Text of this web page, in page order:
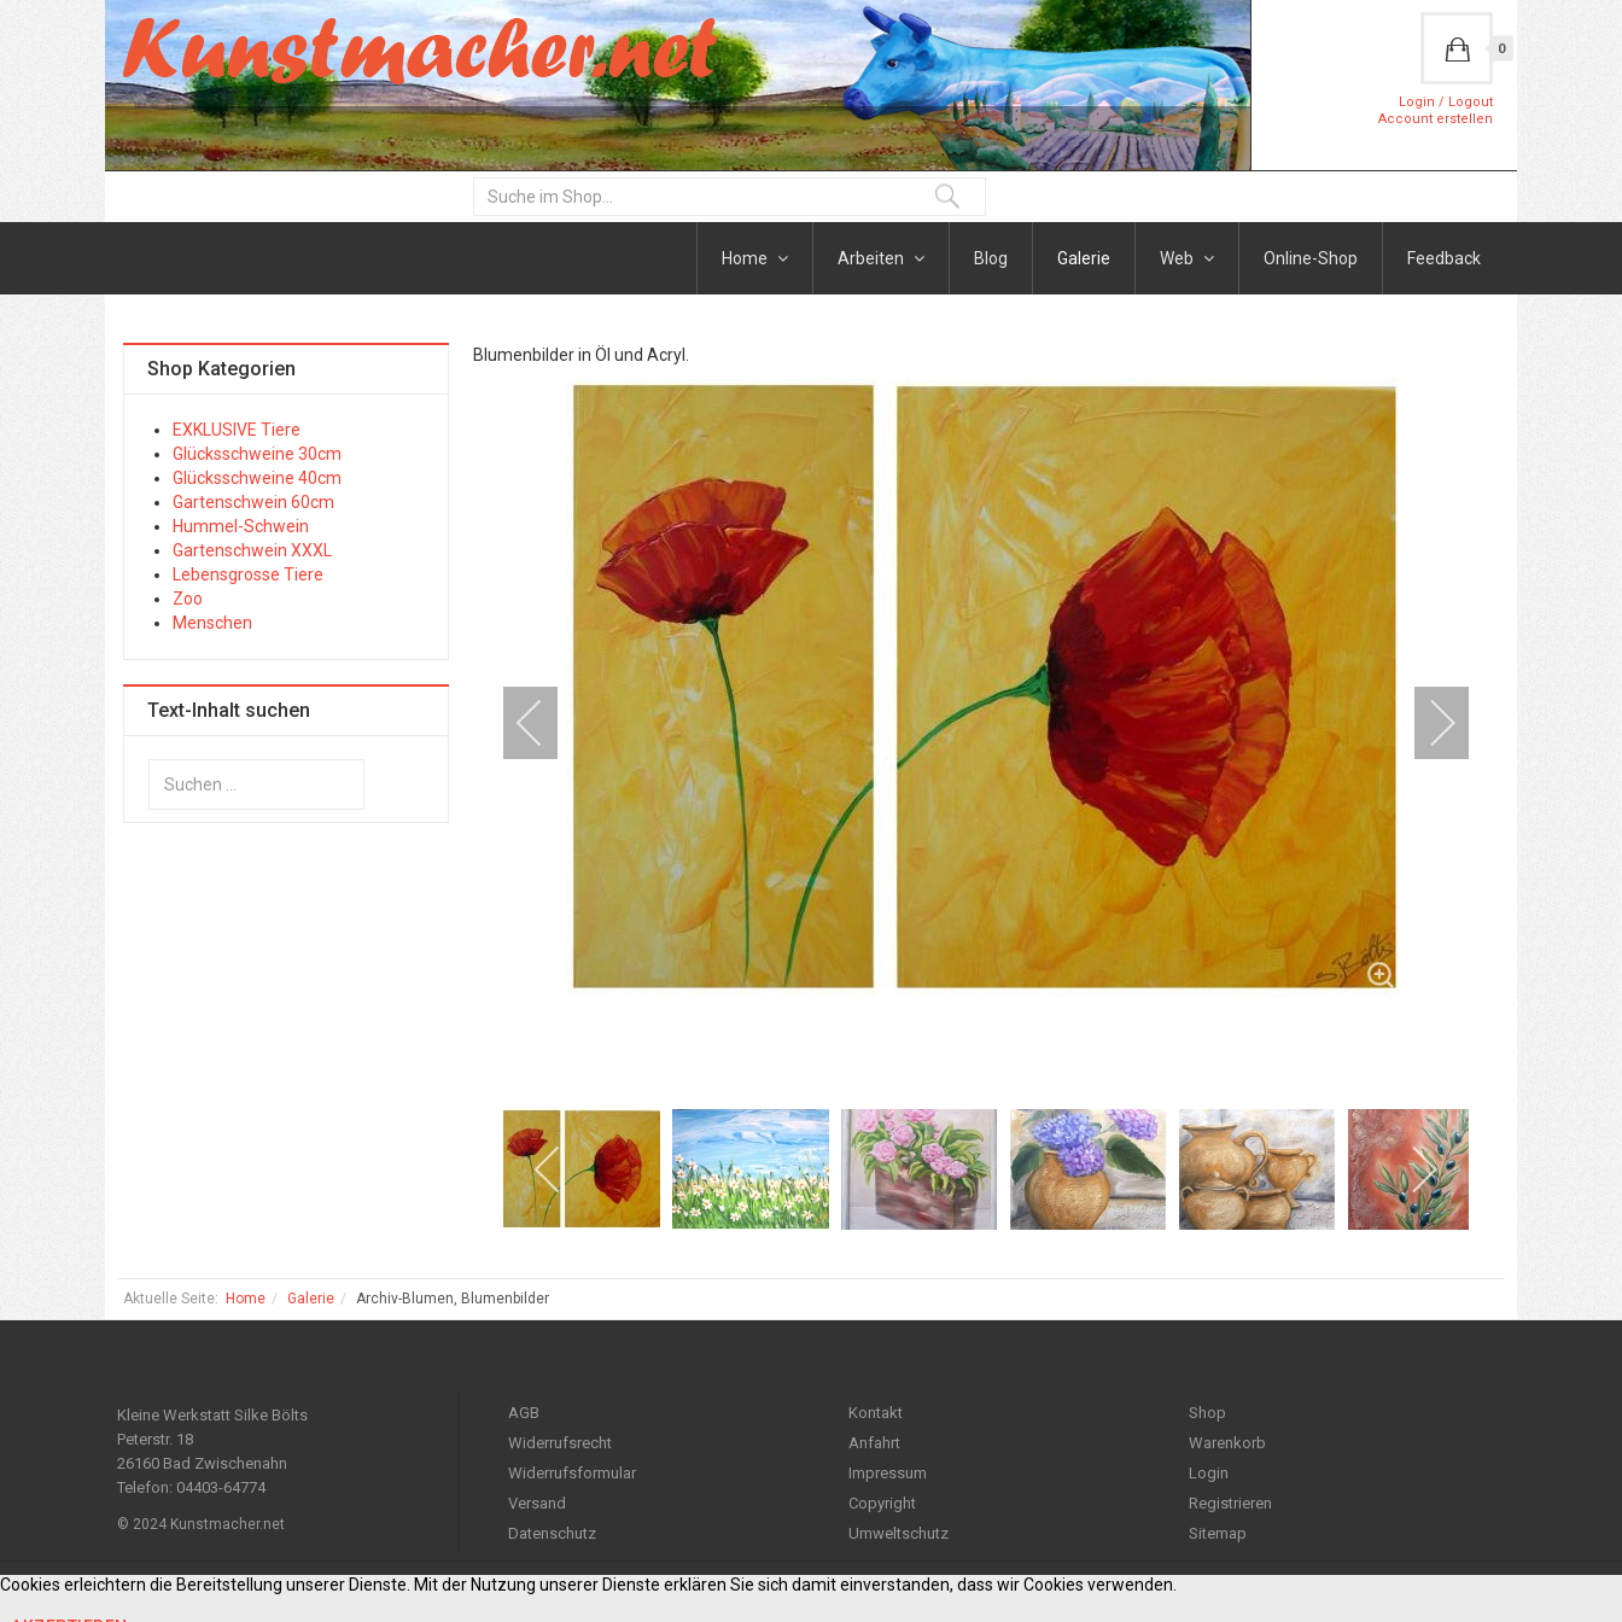
0
Login / Logout
Account erstellen
Home Arbeiten Blog Galerie Web Online-Shop Feedback
Blumenbilder in Öl und Acryl.
Shop Kategorien
EXKLUSIVE Tiere
Glücksschweine 30cm
Glücksschweine 40cm
Gartenschwein 60cm
Hummel-Schwein
Gartenschwein XXXL
Lebensgrosse Tiere
Zoo
Menschen
Text-Inhalt suchen
Aktuelle Seite: Home Galerie Archiv-Blumen, Blumenbilder
Kleine Werkstatt Silke Bölts
Peterstr. 18
26160 Bad Zwischenahn
Telefon: 04403-64774
© 2024 Kunstmacher.net
AGB
Widerrufsrecht
Widerrufsformular
Versand
Datenschutz
Kontakt
Anfahrt
Impressum
Copyright
Umweltschutz
Shop
Warenkorb
Login
Registrieren
Sitemap
Cookies erleichtern die Bereitstellung unserer Dienste. Mit der Nutzung unserer Dienste erklären Sie sich damit einverstanden, dass wir Cookies verwenden.